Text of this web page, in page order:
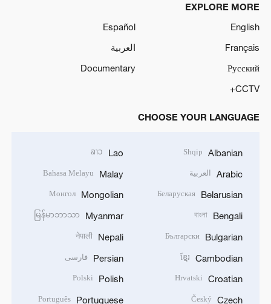
EXPLORE MORE
English
Español
Français
العربية
Русский
Documentary
CCTV+
CHOOSE YOUR LANGUAGE
Albanian
Shqip
Arabic العربية
Belarusian
Беларуская
Bengali
বাংলা
Bulgarian
Български
Cambodian
ខ្មែរ
Croatian
Hrvatski
Czech
Český
Lao
ລາວ
Malay
Bahasa Melayu
Mongolian
Монгол
Myanmar
မြန်မာဘာသာ
Nepali
नेपाली
Persian فارسی
Polish
Polski
Portuguese
Português